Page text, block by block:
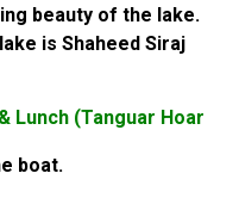
beauty of the lake.
is Shaheed Siraj
Lunch (Tanguar Hoar
boat.